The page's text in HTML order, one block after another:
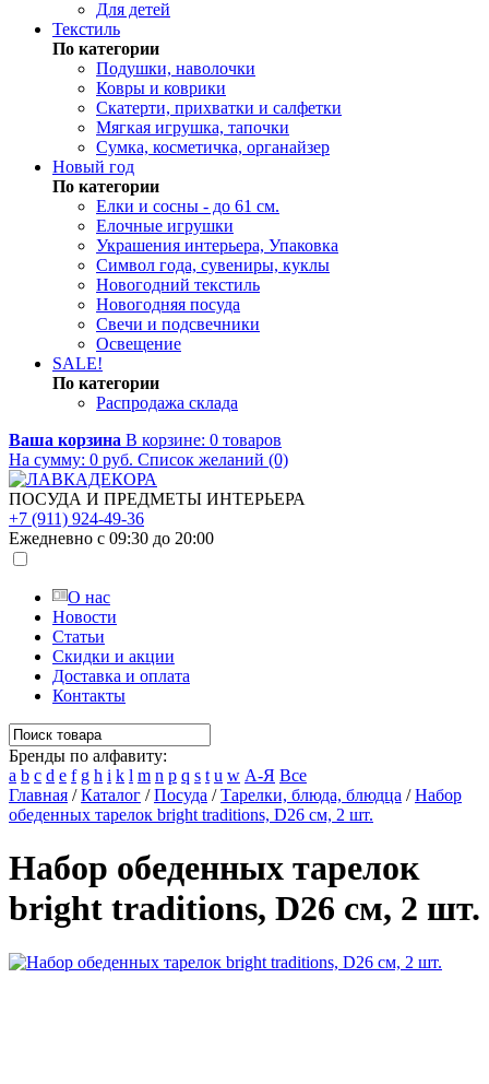
Для детей
Текстиль
По категории
Подушки, наволочки
Ковры и коврики
Скатерти, прихватки и салфетки
Мягкая игрушка, тапочки
Сумка, косметичка, органайзер
Новый год
По категории
Елки и сосны - до 61 см.
Елочные игрушки
Украшения интерьера, Упаковка
Символ года, сувениры, куклы
Новогодний текстиль
Новогодняя посуда
Свечи и подсвечники
Освещение
SALE!
По категории
Распродажа склада
Ваша корзина В корзине: 0 товаров
На сумму: 0 руб. Список желаний (0)
ПОСУДА И ПРЕДМЕТЫ ИНТЕРЬЕРА
+7 (911) 924-49-36
Ежедневно с 09:30 до 20:00
О нас
Новости
Статьи
Скидки и акции
Доставка и оплата
Контакты
Бренды по алфавиту:
a b c d e f g h i k l m n p q s t u w А-Я Все
Главная /Каталог /Посуда /Тарелки, блюда, блюдца /Набор
обеденных тарелок bright traditions, D26 см, 2 шт.
Набор обеденных тарелок
bright traditions, D26 см, 2 шт.